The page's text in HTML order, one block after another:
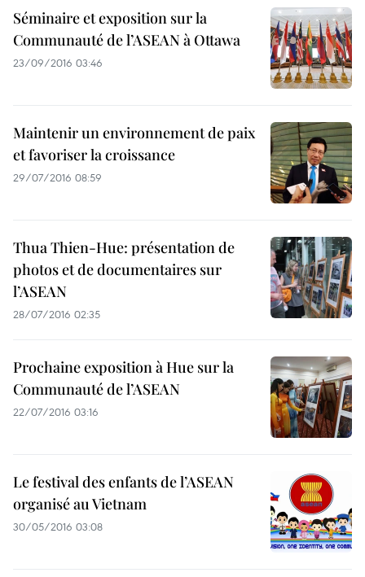
Séminaire et exposition sur la
Communauté de l’ASEAN à Ottawa
23/09/2016 03:46
Maintenir un environnement de paix
et favoriser la croissance
29/07/2016 08:59
Thua Thien-Hue: présentation de
photos et de documentaires sur
l’ASEAN
28/07/2016 02:35
Prochaine exposition à Hue sur la
Communauté de l’ASEAN
22/07/2016 03:16
Le festival des enfants de l’ASEAN
organisé au Vietnam
30/05/2016 03:08